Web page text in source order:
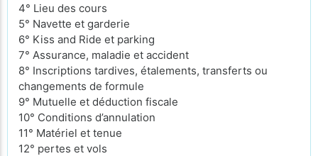
4° Lieu des cours
5° Navette et garderie
6° Kiss and Ride et parking
7° Assurance, maladie et accident
8° Inscriptions tardives, étalements, transferts ou
changements de formule
9° Mutuelle et déduction fiscale
10° Conditions d’annulation
11° Matériel et tenue
12° pertes et vols